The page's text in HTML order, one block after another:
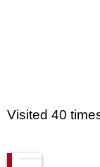
Visited 40